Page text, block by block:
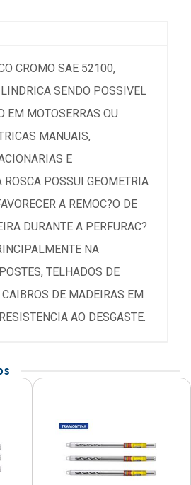
CROMO SAE 52100,
SENDO POSSIVEL
EM MOTOSERRAS OU
MANUAIS,
E
ROSCA POSSUI GEOMETRIA
A REMOC?O DE
DURANTE A PERFURAC?
NA
TELHADOS DE
DE MADEIRAS EM
AO DESGASTE.